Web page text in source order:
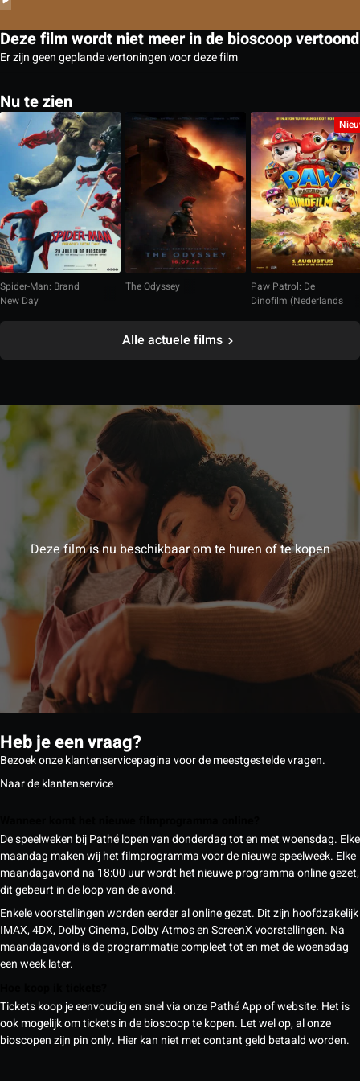
Deze film wordt niet meer in de bioscoop vertoond
Er zijn geen geplande vertoningen voor deze film
Nu te zien
Spider-Man: Brand
New Day
The Odyssey
Paw Patrol: De
Dinofilm (Nederlands
Alle actuele films
Deze film is nu beschikbaar om te huren of te kopen
Heb je een vraag?
Bezoek onze klantenservicepagina voor de meestgestelde vragen.
Naar de klantenservice
De speelweken bij Pathé lopen van donderdag tot en met woensdag. Elke
maandag maken wij het filmprogramma voor de nieuwe speelweek. Elke
maandagavond na 18:00 uur wordt het nieuwe programma online gezet,
dit gebeurt in de loop van de avond.
Enkele voorstellingen worden eerder al online gezet. Dit zijn hoofdzakelijk
IMAX, 4DX, Dolby Cinema, Dolby Atmos en ScreenX voorstellingen. Na
maandagavond is de programmatie compleet tot en met de woensdag
een week later.
Tickets koop je eenvoudig en snel via onze Pathé App of website. Het is
ook mogelijk om tickets in de bioscoop te kopen. Let wel op, al onze
bioscopen zijn pin only. Hier kan niet met contant geld betaald worden.